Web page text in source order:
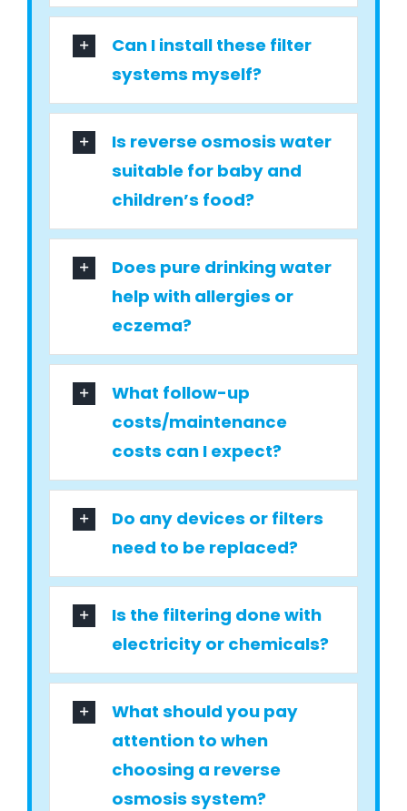
Can I install these filter
systems myself?
Is reverse osmosis water
suitable for baby and
children’s food?
Does pure drinking water
help with allergies or
eczema?
What follow-up
costs/maintenance
costs can I expect?
Do any devices or filters
need to be replaced?
Is the filtering done with
electricity or chemicals?
What should you pay
attention to when
choosing a reverse
osmosis system?